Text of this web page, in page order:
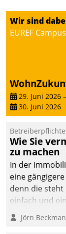
von AktivBo
Datatrain
automatisiert
intelligente,
datengestützte
Entscheidungen.
Wir sind
EUREF
29. Juni 2026 –
30. Juni 2026
Wie Sie
zu machen
In der
eine
denn die steht
einfach und
Jörn